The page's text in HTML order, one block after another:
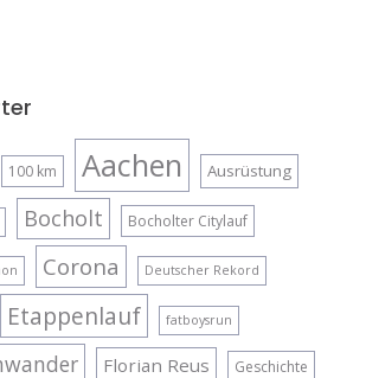
100 km Aachen Ausrüstung
Bocholt Bocholter Citylauf
Corona Deutscher Rekord
Etappenlauf fatboysrun
Florian Reus Geschichte